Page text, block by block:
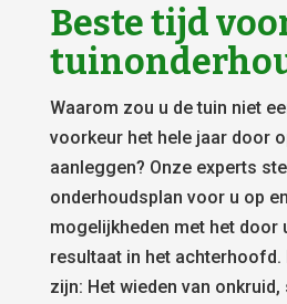
Beste tijd
Waarom zou u de tuin niet
voorkeur het hele jaar door
aanleggen? Onze experts
onderhoudsplan voor u op
mogelijkheden met het door
resultaat in het achterhoofd.
zijn: Het wieden van